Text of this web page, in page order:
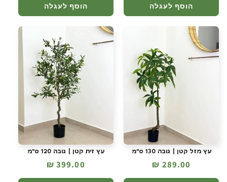
הוסף לעגלה הוסף לעגלה
עץ מזל קטן | גובה 130 ס"מ
מחיר
רגיל
289.00 ₪
עץ זית קטן | גובה 120 ס"מ
מחיר
רגיל
399.00 ₪